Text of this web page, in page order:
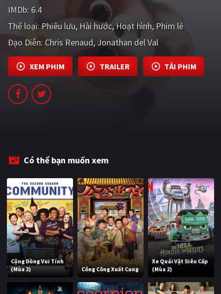
Hàn Quốc
Ấn Độ Việt Nam
Tổng hợp
CẬP NHẬT
PHIM MỚI
BLOG
IMDb: 6.4
Thể loại: Phiêu lưu Hài hước Hoạt hình Phim lẻ
Đạo Diễn: Chris Renaud Jonathan del Val
XEM PHIM TRAILER TẢI PHIM
Có thể bạn muốn xem
Cộng Đồng Vui Tính
(Mùa 2)
Công Công Xuất Cung
Xe Quái Vật Siêu Cấp
(Mùa 2)